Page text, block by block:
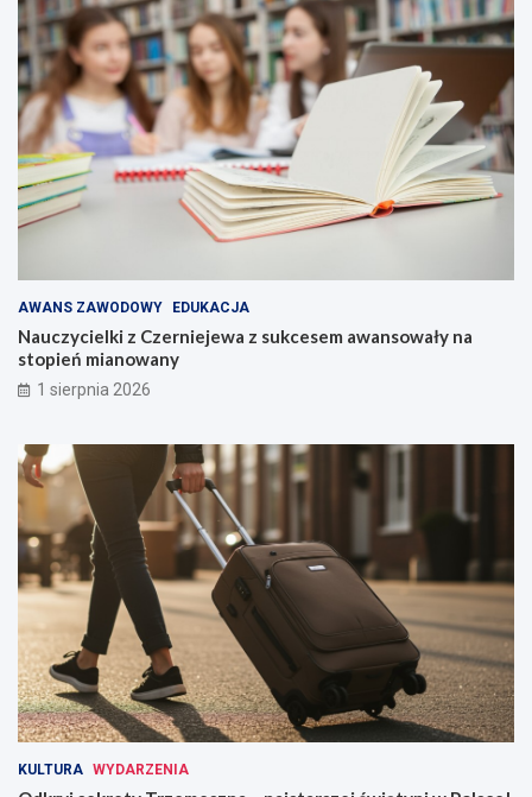
AWANS ZAWODOWY EDUKACJA
Nauczycielki z Czerniejewa z sukcesem awansowały na
stopień mianowany
1 sierpnia 2026
KULTURA WYDARZENIA